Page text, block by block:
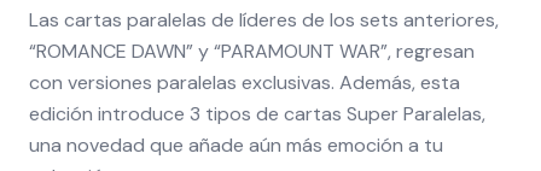
Las cartas paralelas de líderes de los sets anteriores,
“ROMANCE DAWN” y “PARAMOUNT WAR”, regresan
con versiones paralelas exclusivas. Además, esta
edición introduce 3 tipos de cartas Super Paralelas,
una novedad que añade aún más emoción a tu